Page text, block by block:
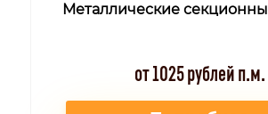
Металлические
от 1025 рублей п.м.